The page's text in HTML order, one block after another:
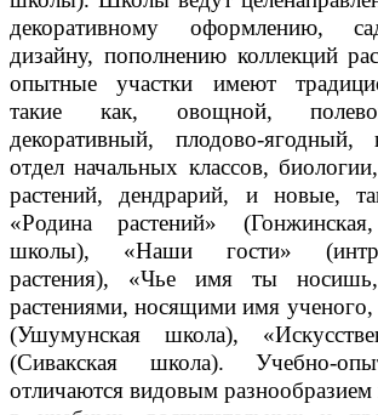
декоративному оформлению,
дизайну, пополнению коллекций
опытные участки имеют
такие как, овощной,
декоративный, плодово-ягодный,
отдел начальных классов,
растений, дендрарий, и новые,
«Родина растений»
школы), «Наши гости»
растения), «Чье имя ты
растениями, носящими имя ученого,
(Ушумунская школа),
(Сивакская школа). Учебно-
отличаются видовым